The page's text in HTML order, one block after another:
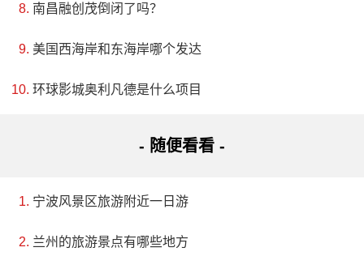
南昌融创茂倒闭了吗？
美国西海岸和东海岸哪个发达
环球影城奥利凡德是什么项目
- 随便看看 -
宁波风景区旅游附近一日游
兰州的旅游景点有哪些地方